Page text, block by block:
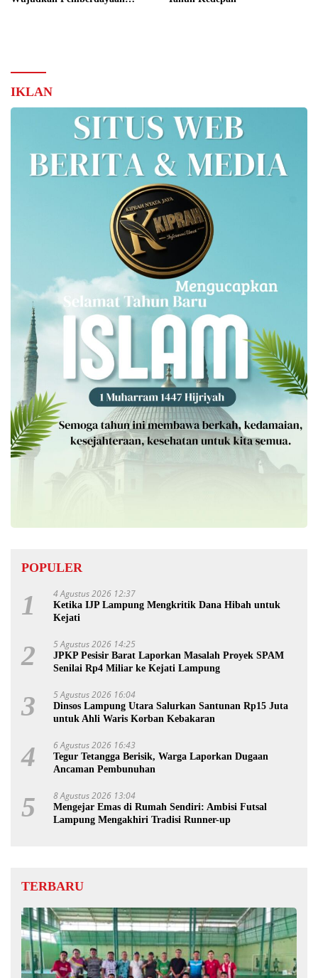
IKLAN
POPULER
1 4 Agustus 2026 12:37
Ketika IJP Lampung Mengkritik Dana Hibah untuk
Kejati
2 5 Agustus 2026 14:25
JPKP Pesisir Barat Laporkan Masalah Proyek SPAM
Senilai Rp4 Miliar ke Kejati Lampung
3 5 Agustus 2026 16:04
Dinsos Lampung Utara Salurkan Santunan Rp15 Juta
untuk Ahli Waris Korban Kebakaran
4 6 Agustus 2026 16:43
Tegur Tetangga Berisik, Warga Laporkan Dugaan
Ancaman Pembunuhan
5 8 Agustus 2026 13:04
Mengejar Emas di Rumah Sendiri: Ambisi Futsal
Lampung Mengakhiri Tradisi Runner-up
TERBARU